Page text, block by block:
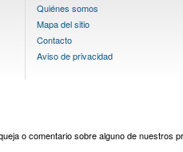
Quiénes somos
Mapa del sitio
Contacto
Aviso de privacidad
o comentario sobre alguno de nuestros